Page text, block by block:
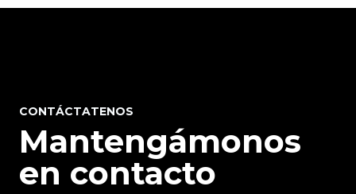
CONTÁCTATENOS
Mantengámonos
en contacto